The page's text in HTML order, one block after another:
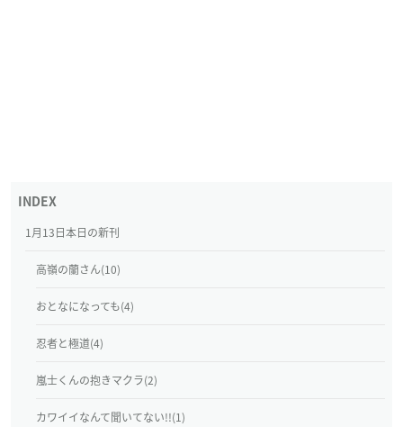
1月13日本日の新刊
高嶺の蘭さん(10)
おとなになっても(4)
忍者と極道(4)
嵐士くんの抱きマクラ(2)
カワイイなんて聞いてない!!(1)